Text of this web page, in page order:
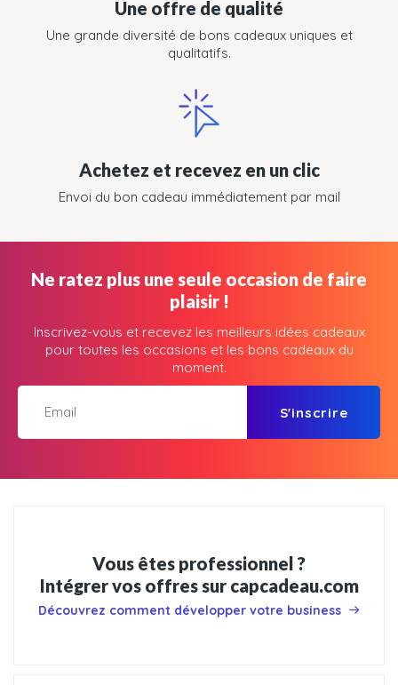
Une offre de qualité
Une grande diversité de bons cadeaux uniques et
qualitatifs.
Achetez et recevez en un clic
Envoi du bon cadeau immédiatement par mail
Ne ratez plus une seule occasion de faire
plaisir !
Inscrivez-vous et recevez les meilleurs idées cadeaux
pour toutes les occasions et les bons cadeaux du
moment.
S'inscrire
Vous êtes professionnel ?
Intégrer vos offres sur capcadeau.com
Découvrez comment développer votre business